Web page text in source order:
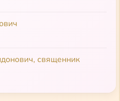
Наш современник, в
из древних
Ученик афонских
храма в центре шумных
молиться и славить
и плакать, и смеяться
священник